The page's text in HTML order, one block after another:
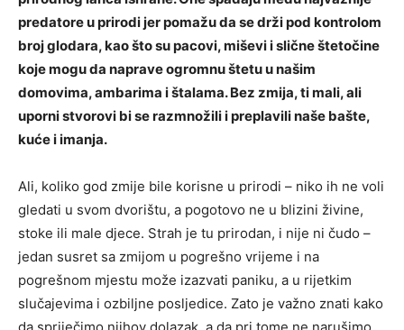
predatore u prirodi jer pomažu da se drži pod kontrolom
broj glodara, kao što su pacovi, miševi i slične štetočine
koje mogu da naprave ogromnu štetu u našim
domovima, ambarima i štalama. Bez zmija, ti mali, ali
uporni stvorovi bi se razmnožili i preplavili naše bašte,
kuće i imanja.
Ali, koliko god zmije bile korisne u prirodi – niko ih ne voli
gledati u svom dvorištu, a pogotovo ne u blizini živine,
stoke ili male djece. Strah je tu prirodan, i nije ni čudo –
jedan susret sa zmijom u pogrešno vrijeme i na
pogrešnom mjestu može izazvati paniku, a u rijetkim
slučajevima i ozbiljne posljedice. Zato je važno znati kako